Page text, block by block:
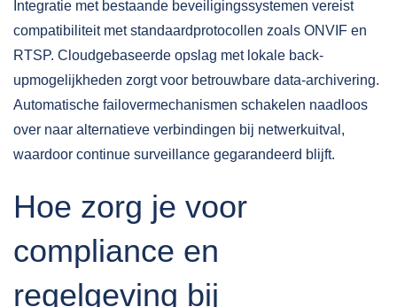
Integratie met bestaande beveiligingssystemen vereist
compatibiliteit met standaardprotocollen zoals ONVIF en
RTSP. Cloudgebaseerde opslag met lokale back-
upmogelijkheden zorgt voor betrouwbare data-archivering.
Automatische failovermechanismen schakelen naadloos
over naar alternatieve verbindingen bij netwerkuitval,
waardoor continue surveillance gegarandeerd blijft.
Hoe zorg je voor
compliance en
regelgeving bij